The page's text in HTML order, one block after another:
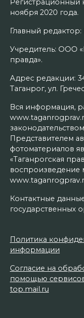
Регистрационный
ноября 2020 года.
Главный редактор:
Учредитель: ООО
правда».
Адрес редакции:
Таганрог, ул.
Вся информация,
Представителем
фотоматериалов
«Таганрогская
воспроизведение
Контактные
государственных
Политика
информации
Согласие на
помощью
top.mail.ru